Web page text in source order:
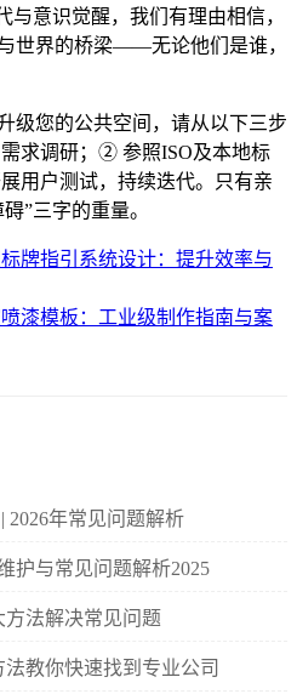
与意识觉醒，我们有理由相信，
世界的桥梁——无论他们是谁，
级您的公共空间，请从以下三步
求调研；② 参照ISO及本地标
用户测试，持续迭代。只有亲
”三字的重量。
牌指引系统设计：提升效率与
漆模板：工业级制作指南与案
2026年常见问题解析
护与常见问题解析2025
法解决常见问题
教你快速找到专业公司